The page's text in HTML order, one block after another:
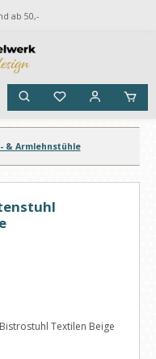
ab 50,-
& Armlehnstühle